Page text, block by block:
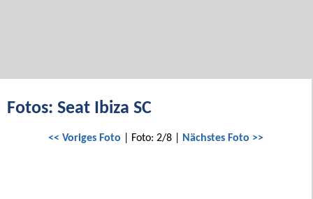
Fotos: Seat Ibiza SC
<< Voriges Foto | Foto: 2/8 | Nächstes Foto >>